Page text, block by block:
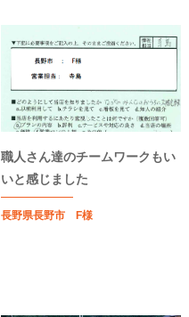
職人さん達のチームワークもい
いと感じました
長野県長野市 F様